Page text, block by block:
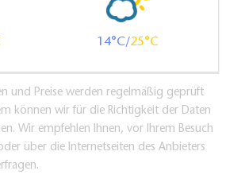
14 25
und Preise werden regelmäßig geprüft
können wir für die Richtigkeit der Daten
Wir empfehlen Ihnen, vor Ihrem Besuch
über die Internetseiten des Anbieters